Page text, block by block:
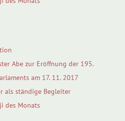
Abe zur Eröffnung der 195.
am 17. 11. 2017
als ständige Begleiter
des Monats